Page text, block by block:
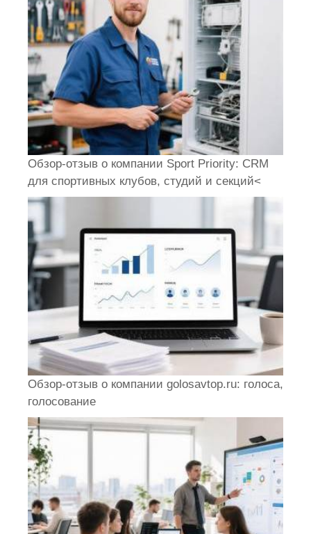
Обзор-отзыв о компании Sport Priority: CRM
для спортивных клубов, студий и секций<
Обзор-отзыв о компании golosavtop.ru: голоса,
голосование